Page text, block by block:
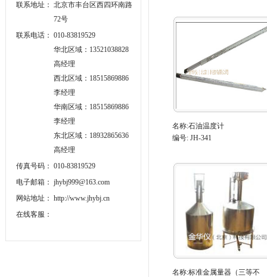
联系地址：
北京市丰台区西四环南路
72号
联系电话：
010-83819529
华北区域：13521038828
高经理
西北区域：18515869886
李经理
华南区域：18515869886
李经理
东北区域：18932865636
高经理
传真号码：
010-83819529
电子邮箱：
jhybj999@163.com
网站地址：
http://www.jhybj.cn
在线客服：
名称:石油温度计
编号: JH-341
名称:标准金属量器（三等不